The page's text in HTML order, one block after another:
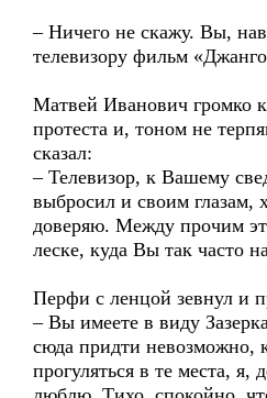
– Ничего не скажу. Вы,
телевизору фильм
Матвей Иванович громко
протеста и, тоном не
сказал:
– Телевизор, к Вашему
выбросил и своим глазам,
доверяю. Между прочим
леске, куда Вы так часто
Перфи с ленцой зевнул и
– Вы имеете в виду
сюда придти невозможно,
прогуляться в те места, я,